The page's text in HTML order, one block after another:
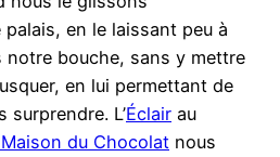
en le laissant peu à
notre bouche, sans y mettre
en lui permettant de
surprendre. L’Éclair au
du Chocolat nous